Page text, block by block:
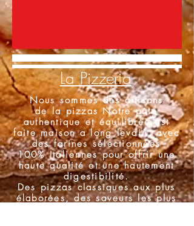
Nous sommes des artisans
de la pizzas Notre pâte
authentique et équilibrée est
faite maison a long levain, avec
des farines sélectionnées
100% Italiennes pour offrir une
haute qualité et une hautement
digestibilité.
Des pizzas classiques aux plus
élaborées, des saveurs les plus
La Pizzeria